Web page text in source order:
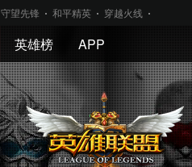
守望先锋 和平精英 穿越火线
英雄榜 APP